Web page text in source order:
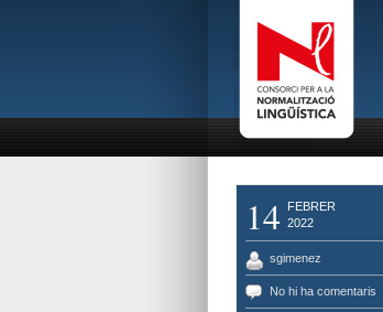
14
FEBRER
2022
sgimenez
No hi ha comentaris